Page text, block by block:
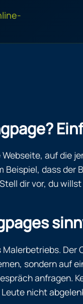
auf die
Beispiel, dass
dir vor, du
Malerbetriebs. Der
sondern auf
anfragen.
nicht